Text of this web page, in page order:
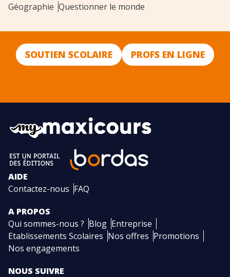
Géographie Questionner le monde
SOUTIEN SCOLAIRE PROFS EN LIGNE
AIDE
Contactez-nous FAQ
A PROPOS
Qui sommes-nous ? Blog Entreprise
Etablissements Scolaires Nos offres Promotions
Nos engagements
NOUS SUIVRE